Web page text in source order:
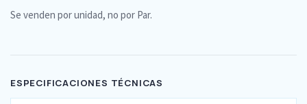
Se venden por unidad, no por Par.
ESPECIFICACIONES TÉCNICAS